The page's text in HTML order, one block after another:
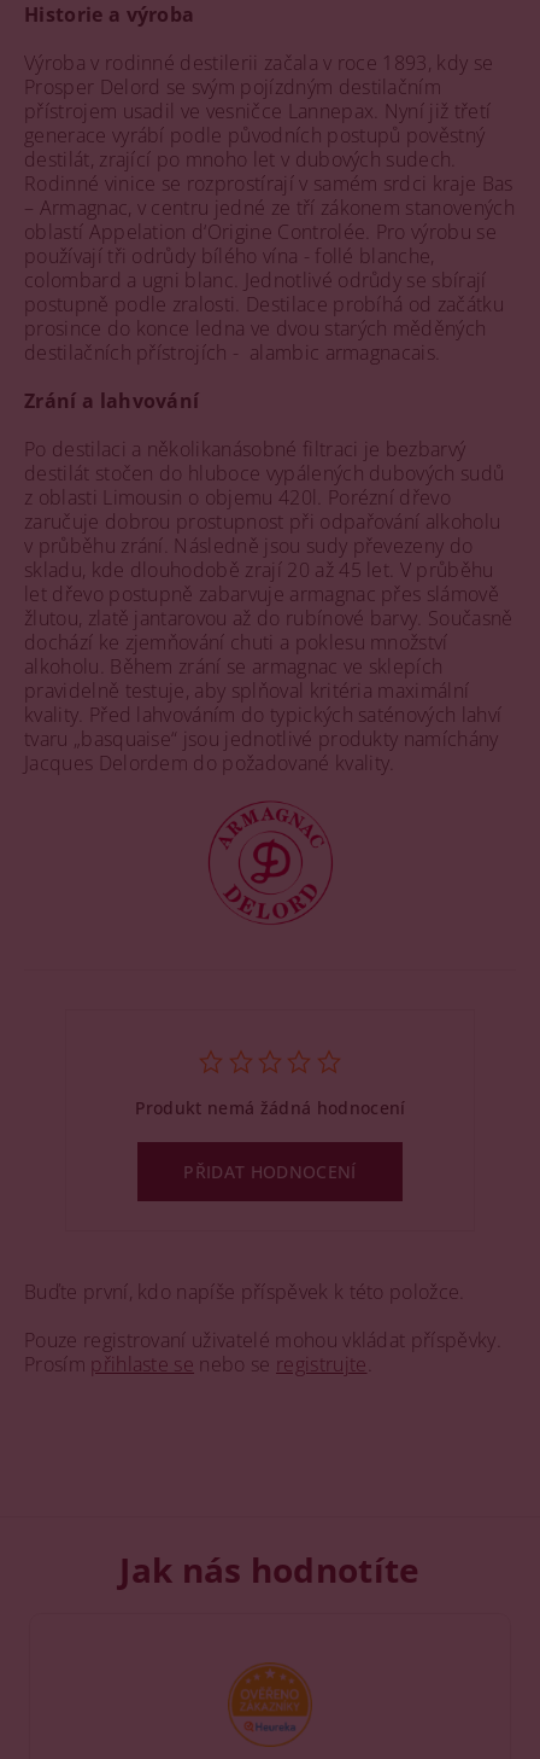
Historie a výroba
Výroba v rodinné destilerii začala v roce 1893, kdy se
Prosper Delord se svým pojízdným destilačním
přístrojem usadil ve vesničce Lannepax. Nyní již třetí
generace vyrábí podle původních postupů pověstný
destilát, zrající po mnoho let v dubových sudech.
Rodinné vinice se rozprostírají v samém srdci kraje Bas
– Armagnac, v centru jedné ze tří zákonem stanovených
oblastí Appelation d‘Origine Controlée. Pro výrobu se
používají tři odrůdy bílého vína - follé blanche,
colombard a ugni blanc. Jednotlivé odrůdy se sbírají
postupně podle zralosti. Destilace probíhá od začátku
prosince do konce ledna ve dvou starých měděných
destilačních přístrojích - alambic armagnacais.
Zrání a lahvování
Po destilaci a několikanásobné filtraci je bezbarvý
destilát stočen do hluboce vypálených dubových sudů
z oblasti Limousin o objemu 420l. Porézní dřevo
zaručuje dobrou prostupnost při odpařování alkoholu
v průběhu zrání. Následně jsou sudy převezeny do
skladu, kde dlouhodobě zrají 20 až 45 let. V průběhu
let dřevo postupně zabarvuje armagnac přes slámově
žlutou, zlatě jantarovou až do rubínové barvy. Současně
dochází ke zjemňování chuti a poklesu množství
alkoholu. Během zrání se armagnac ve sklepích
pravidelně testuje, aby splňoval kritéria maximální
kvality. Před lahvováním do typických saténových lahví
tvaru „basquaise“ jsou jednotlivé produkty namíchány
Jacques Delordem do požadované kvality.
Buďte první, kdo napíše příspěvek k této položce.
Pouze registrovaní uživatelé mohou vkládat příspěvky.
Prosím přihlaste se nebo se registrujte
Produkt nemá žádná hodnocení
PŘIDAT HODNOCENÍ
Jak nás hodnotíte